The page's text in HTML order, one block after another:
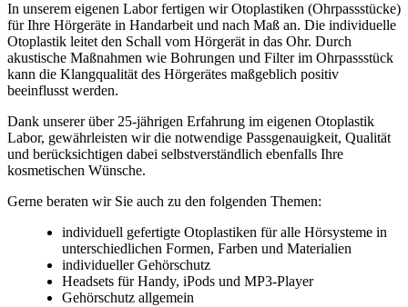
In unserem eigenen Labor fertigen wir Otoplastiken (Ohrpassstücke)
für Ihre Hörgeräte in Handarbeit und nach Maß an. Die individuelle
Otoplastik leitet den Schall vom Hörgerät in das Ohr. Durch
akustische Maßnahmen wie Bohrungen und Filter im Ohrpassstück
kann die Klangqualität des Hörgerätes maßgeblich positiv
beeinflusst werden.
Dank unserer über 25-jährigen Erfahrung im eigenen Otoplastik
Labor, gewährleisten wir die notwendige Passgenauigkeit, Qualität
und berücksichtigen dabei selbstverständlich ebenfalls Ihre
kosmetischen Wünsche.
Gerne beraten wir Sie auch zu den folgenden Themen:
individuell gefertigte Otoplastiken für alle Hörsysteme in
unterschiedlichen Formen, Farben und Materialien
individueller Gehörschutz
Headsets für Handy, iPods und MP3-Player
Gehörschutz allgemein